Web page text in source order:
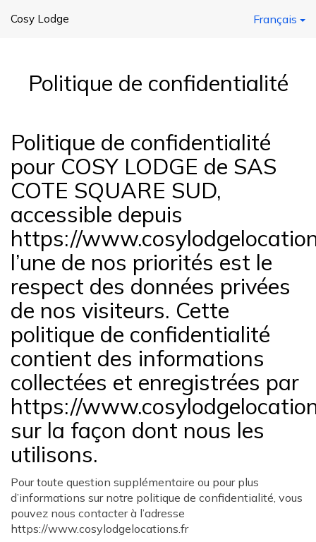
Cosy Lodge Français
Politique de confidentialité
Politique de confidentialité
pour COSY LODGE de SAS
COTE SQUARE SUD,
accessible depuis
https://
l’une de nos priorités est le
respect des données privées
de nos visiteurs. Cette
politique de confidentialité
contient des informations
collectées et enregistrées par
https://
sur la façon dont nous les
utilisons.
Pour toute question supplémentaire ou pour plus
d’informations sur notre politique de confidentialité, vous
pouvez nous contacter à l’adresse
https://www.cosylodgelocations.fr